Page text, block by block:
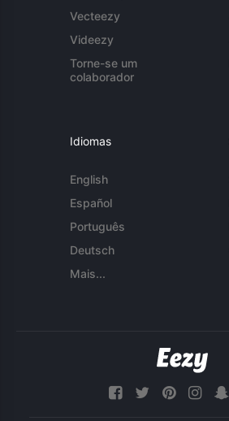
Vecteezy
Videezy
Torne-se um
colaborador
Idiomas
English
Español
Português
Deutsch
Mais...